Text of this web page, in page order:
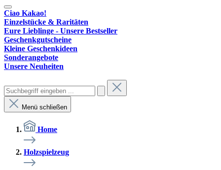
Ciao Kakao!
Einzelstücke & Raritäten
Eure Lieblinge - Unsere Bestseller
Geschenkgutscheine
Kleine Geschenkideen
Sonderangebote
Unsere Neuheiten
Menü schließen
Home
Holzspielzeug